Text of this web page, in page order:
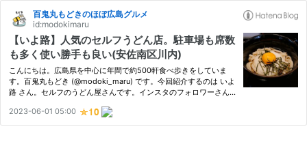
百鬼丸もどきのほぼ広島グルメ
id:modokimaru
【いよ路】人気のセルフうどん店。駐車場も席数
も多く使い勝手も良い(安佐南区川内)
こんにちは。広島県を中心に年間で約500軒食べ歩きをしていま
す。百鬼丸もどき (@modoki_maru) です。今回紹介するのは いよ
路 さん。セルフのうどん屋さんです。インスタのフォロワーさん
にお邪魔してみました。▼店内の様子です。最初にうどんを注文す
る、丸…
2023-06-01 05:00